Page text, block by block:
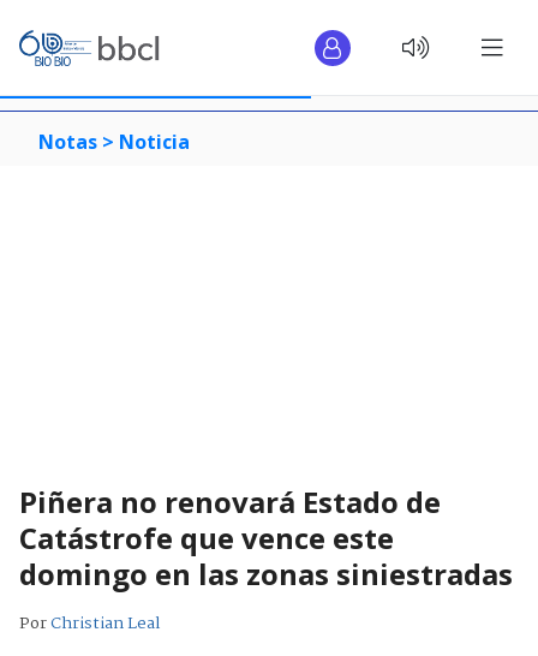
Notas > Noticia
Piñera no renovará Estado de
Catástrofe que vence este
domingo en las zonas siniestradas
PorChristian Leal